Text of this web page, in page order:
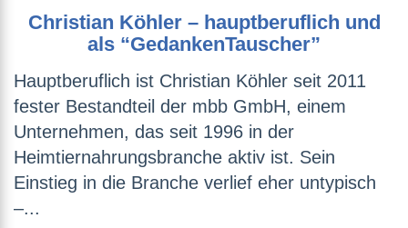
Christian Köhler – hauptberuflich und
als “GedankenTauscher”
Hauptberuflich ist Christian Köhler seit 2011
fester Bestandteil der mbb GmbH, einem
Unternehmen, das seit 1996 in der
Heimtiernahrungsbranche aktiv ist. Sein
Einstieg in die Branche verlief eher untypisch
–...